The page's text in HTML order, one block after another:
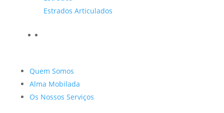
Estrados Articulados
Quem Somos
Alma Mobilada
Os Nossos Serviços